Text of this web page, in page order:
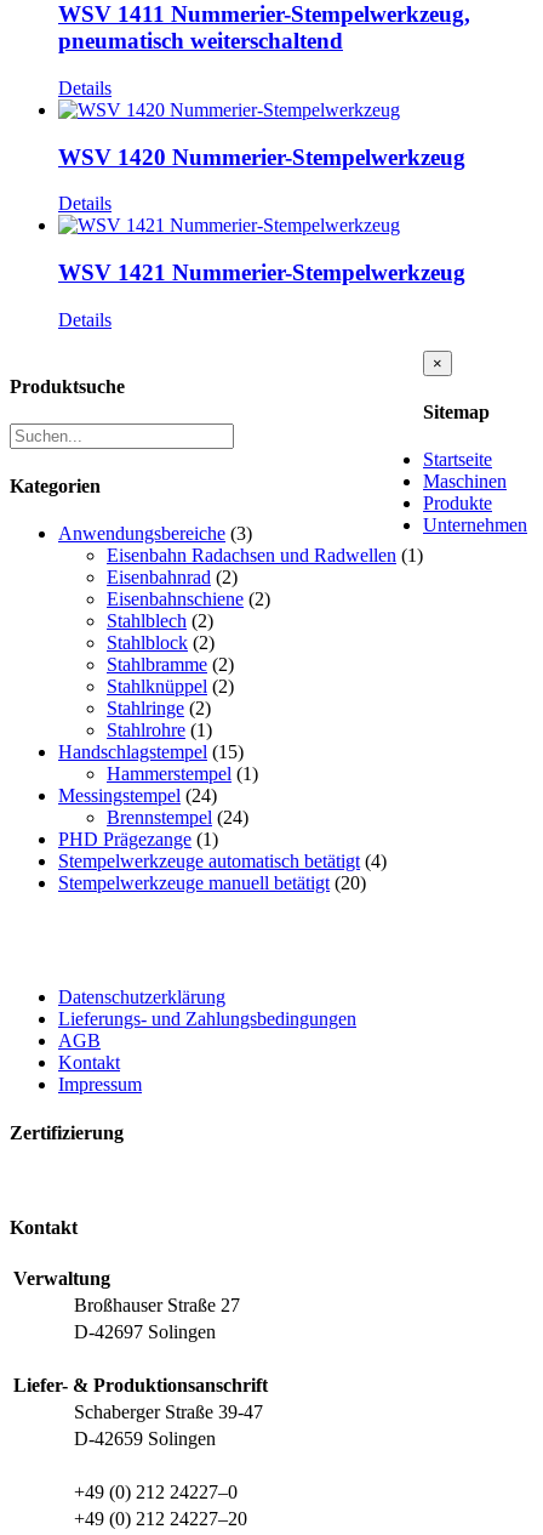
WSV 1411 Nummerier-Stempelwerkzeug,
pneumatisch weiterschaltend
Details
WSV 1420 Nummerier-Stempelwerkzeug
Details
WSV 1421 Nummerier-Stempelwerkzeug
Details
Produktsuche
Kategorien
Anwendungsbereiche (3)
Eisenbahn Radachsen und Radwellen (1)
Eisenbahnrad (2)
Eisenbahnschiene (2)
Stahlblech (2)
Stahlblock (2)
Stahlbramme (2)
Stahlknüppel (2)
Stahlringe (2)
Stahlrohre (1)
Handschlagstempel (15)
Hammerstempel (1)
Messingstempel (24)
Brennstempel (24)
PHD Prägezange (1)
Stempelwerkzeuge automatisch betätigt (4)
Stempelwerkzeuge manuell betätigt (20)
Close
product
view
×
Sitemap
Startseite
Maschinen
Produkte
Unternehmen
Datenschutzerklärung
Lieferungs- und Zahlungsbedingungen
AGB
Kontakt
Impressum
Zertifizierung
Kontakt
Verwaltung
Broßhauser Straße 27
D-42697 Solingen
Liefer- & Produktionsanschrift
Schaberger Straße 39-47
D-42659 Solingen
+49 (0) 212 24227–0
+49 (0) 212 24227–20